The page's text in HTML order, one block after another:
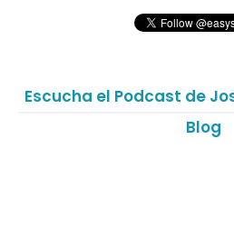
Escucha el Podcast de
Blog